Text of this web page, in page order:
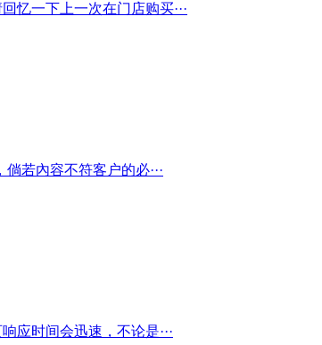
忆一下上一次在门店购买···
若內容不符客户的必···
应时间会迅速，不论是···